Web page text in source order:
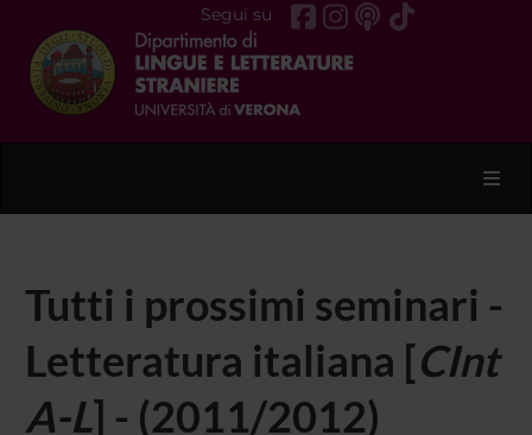
Segui su
Tutti i prossimi seminari -
Letteratura italiana [CInt
A-L] - (2011/2012)